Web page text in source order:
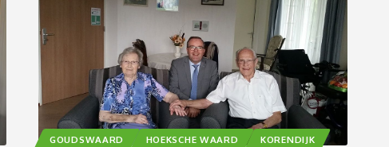
GOUDSWAARD HOEKSCHE WAARD KORENDIJK